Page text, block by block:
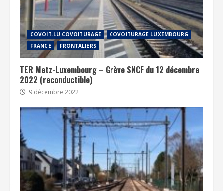
COVOIT.LU COVOITURAGE
COVOITURAGE LUXEMBOURG
FRANCE
FRONTALIERS
TER Metz-Luxembourg – Grève SNCF du 12 décembre
2022 (reconductible)
9 décembre 2022